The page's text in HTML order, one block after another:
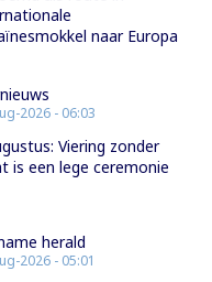
naar Europa
2026 - 06:03
Viering zonder
is een lege ceremonie
herald
2026 - 05:01